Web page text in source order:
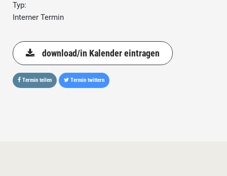
Typ:
Interner Termin
download/in Kalender eintragen
Termin teilen Termin twittern